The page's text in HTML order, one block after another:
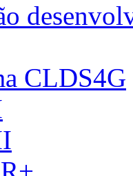
CLDS4G